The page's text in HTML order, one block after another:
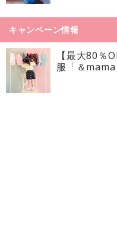
キャンペーン情報
【最大80％
服「＆mama